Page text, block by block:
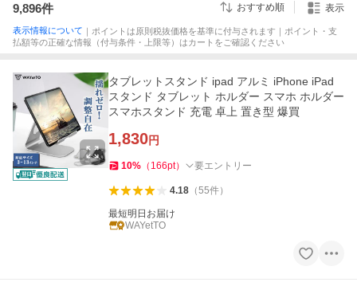
9,896件 おすすめ順 表示
表示情報について ｜ポイントは原則税抜価格を基準に付与されます｜ポイント・支
払額等の正確な情報（付与条件・上限等）はカートをご確認ください
タブレットスタンド ipad アルミ iPhone iPad
スタンド タブレット ホルダー スマホ ホルダー
スマホスタンド 充電 卓上 置き型 爆買
1,830円
10% （ 166pt） 要エントリー
4.18（55件）
最短明日お届け
WAYetTO